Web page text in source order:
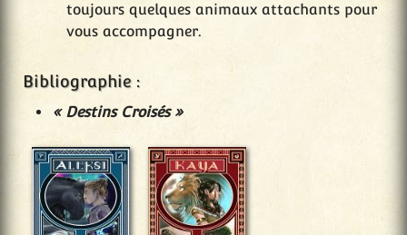
toujours quelques animaux attachants pour
vous accompagner.
Bibliographie :
« Destins Croisés »